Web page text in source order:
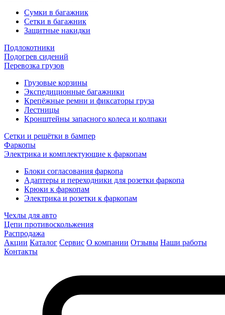
Сумки в багажник
Сетки в багажник
Защитные накидки
Подлокотники
Подогрев сидений
Перевозка грузов
Грузовые корзины
Экспедиционные багажники
Крепёжные ремни и фиксаторы груза
Лестницы
Кронштейны запасного колеса и колпаки
Сетки и решётки в бампер
Фаркопы
Электрика и комплектующие к фаркопам
Блоки согласования фаркопа
Адаптеры и переходники для розетки фаркопа
Крюки к фаркопам
Электрика и розетки к фаркопам
Чехлы для авто
Цепи противоскольжения
Распродажа
Акции Каталог Сервис О компании Отзывы Наши работы
Контакты